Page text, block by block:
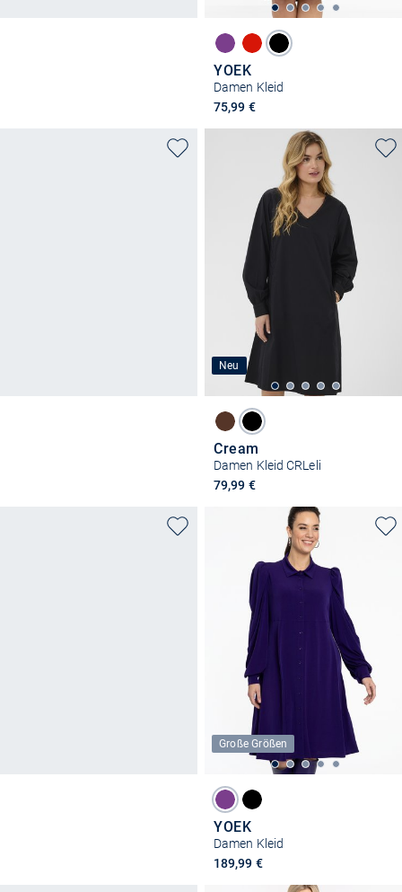
YOEK
Damen Kleid
75,99 €
Neu
Cream
Damen Kleid CRLeli
79,99 €
Große Größen
YOEK
Damen Kleid
189,99 €